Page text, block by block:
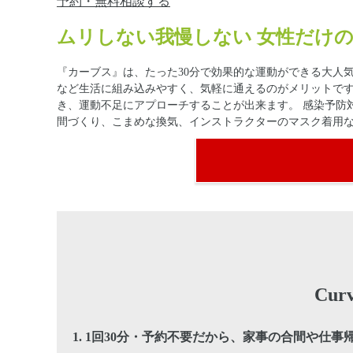
ムリしない我慢しない 女性だけ
『カーブス』は、たった30分で効果的な運動ができる大
など生活に組み込みやすく、気軽に通えるのがメリットで
き、運動不足にアプローチすることが出来ます。 感染予
間づくり、こまめな換気、インストラクターのマスク着用
1. 1回30分・予約不要だから、家事の合間や仕事